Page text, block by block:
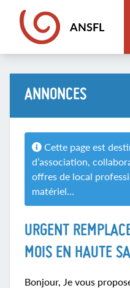
ANSFL
ANNONCES
Cette page est
d’association,
offres de local
matériel…
URGENT
MOIS EN HAUTE
Bonjour, Je vous propose un remplacement libéral